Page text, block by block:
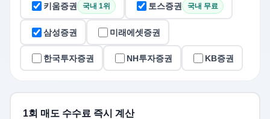
키움증권 국내 1위 토스증권 국내 무료
삼성증권 미래에셋증권
한국투자증권 NH투자증권 KB증권
1회 매도 수수료 즉시 계산